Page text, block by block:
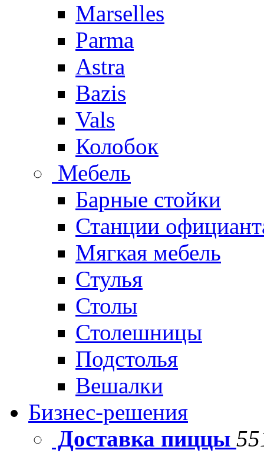
Marselles
Parma
Astra
Bazis
Vals
Колобок
Мебель
Барные стойки
Станции
Мягкая мебель
Стулья
Столы
Столешницы
Подстолья
Вешалки
Бизнес-решения
Доставка пиццы